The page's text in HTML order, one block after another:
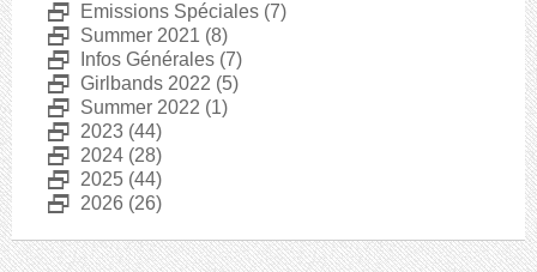
D Emissions Spéciales (7)
D Summer 2021 (8)
D Infos Générales (7)
D Girlbands 2022 (5)
D Summer 2022 (1)
D 2023 (44)
D 2024 (28)
D 2025 (44)
D 2026 (26)